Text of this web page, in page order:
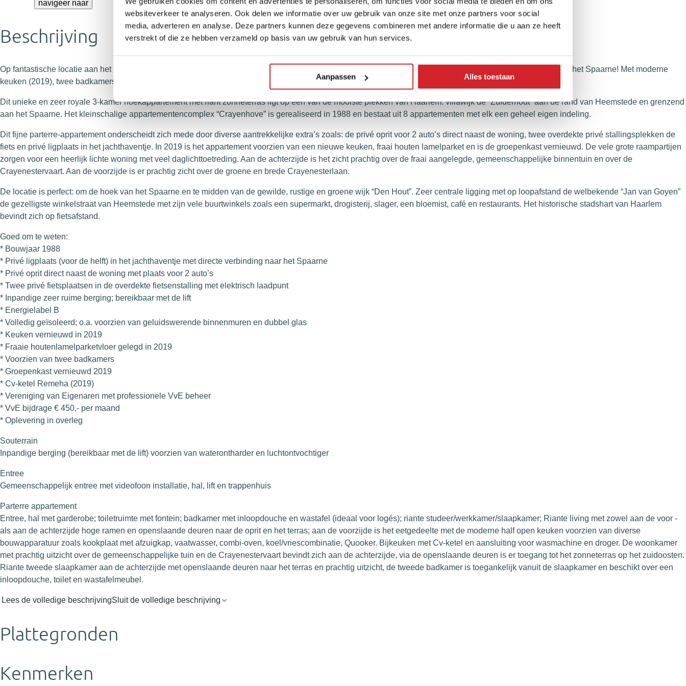
websiteverkeer te analyseren. Ook delen we informatie over uw gebruik van onze site met onze partners voor social
media, adverteren en analyse. Deze partners kunnen deze gegevens combineren met andere informatie die u aan ze heeft
verstrekt of die ze hebben verzameld op basis van uw gebruik van hun services.
Aanpassen Alles toestaan
navigeer naar
Beschrijving
Op fantastische locatie aan het water ligt dit lichte en royale 3-kamer parterre hoek appartement met eigen ligplaats in het jachthaventje met directe toegang tot het Spaarne! Met moderne
keuken (2019), twee badkamers, ruime berging, privé oprit voor twee auto’s en royaal zonneterras (zuidoosten).
Dit unieke en zeer royale 3-kamer hoekappartement met riant zonneterras ligt op één van de mooiste plekken van Haarlem: villawijk de “Zuiderhout” aan de rand van Heemstede en grenzend
aan het Spaarne. Het kleinschalige appartementencomplex “Crayenhove” is gerealiseerd in 1988 en bestaat uit 8 appartementen met elk een geheel eigen indeling.
Dit fijne parterre-appartement onderscheidt zich mede door diverse aantrekkelijke extra’s zoals: de privé oprit voor 2 auto’s direct naast de woning, twee overdekte privé stallingsplekken de
fiets en privé ligplaats in het jachthaventje. In 2019 is het appartement voorzien van een nieuwe keuken, fraai houten lamelparket en is de groepenkast vernieuwd. De vele grote raampartijen
zorgen voor een heerlijk lichte woning met veel daglichttoetreding. Aan de achterzijde is het zicht prachtig over de fraai aangelegde, gemeenschappelijke binnentuin en over de
Crayenestervaart. Aan de voorzijde is er prachtig zicht over de groene en brede Crayenesterlaan.
De locatie is perfect: om de hoek van het Spaarne en te midden van de gewilde, rustige en groene wijk “Den Hout”. Zeer centrale ligging met op loopafstand de welbekende “Jan van Goyen”
de gezelligste winkelstraat van Heemstede met zijn vele buurtwinkels zoals een supermarkt, drogisterij, slager, een bloemist, café en restaurants. Het historische stadshart van Haarlem
bevindt zich op fietsafstand.
Goed om te weten:
* Bouwjaar 1988
* Privé ligplaats (voor de helft) in het jachthaventje met directe verbinding naar het Spaarne
* Privé oprit direct naast de woning met plaats voor 2 auto’s
* Twee privé fietsplaatsen in de overdekte fietsenstalling met elektrisch laadpunt
* Inpandige zeer ruime berging; bereikbaar met de lift
* Energielabel B
* Volledig geïsoleerd; o.a. voorzien van geluidswerende binnenmuren en dubbel glas
* Keuken vernieuwd in 2019
* Fraaie houtenlamelparketvloer gelegd in 2019
* Voorzien van twee badkamers
* Groepenkast vernieuwd 2019
* Cv-ketel Remeha (2019)
* Vereniging van Eigenaren met professionele VvE beheer
* VvE bijdrage € 450,- per maand
* Oplevering in overleg
Souterrain
Inpandige berging (bereikbaar met de lift) voorzien van waterontharder en luchtontvochtiger
Entree
Gemeenschappelijk entree met videofoon installatie, hal, lift en trappenhuis
Parterre appartement
Entree, hal met garderobe; toiletruimte met fontein; badkamer met inloopdouche en wastafel (ideaal voor logés); riante studeer/werkkamer/slaapkamer; Riante living met zowel aan de voor -
als aan de achterzijde hoge ramen en openslaande deuren naar de oprit en het terras; aan de voorzijde is het eetgedeelte met de moderne half open keuken voorzien van diverse
bouwapparatuur zoals kookplaat met afzuigkap, vaatwasser, combi-oven, koel/vriescombinatie, Quooker. Bijkeuken met Cv-ketel en aansluiting voor wasmachine en droger. De woonkamer
met prachtig uitzicht over de gemeenschappelijke tuin en de Crayenestervaart bevindt zich aan de achterzijde, via de openslaande deuren is er toegang tot het zonneterras op het zuidoosten.
Riante tweede slaapkamer aan de achterzijde met openslaande deuren naar het terras en prachtig uitzicht, de tweede badkamer is toegankelijk vanuit de slaapkamer en beschikt over een
inloopdouche, toilet en wastafelmeubel.
Lees de volledige beschrijvingSluit de volledige beschrijving
Plattegronden
Kenmerken